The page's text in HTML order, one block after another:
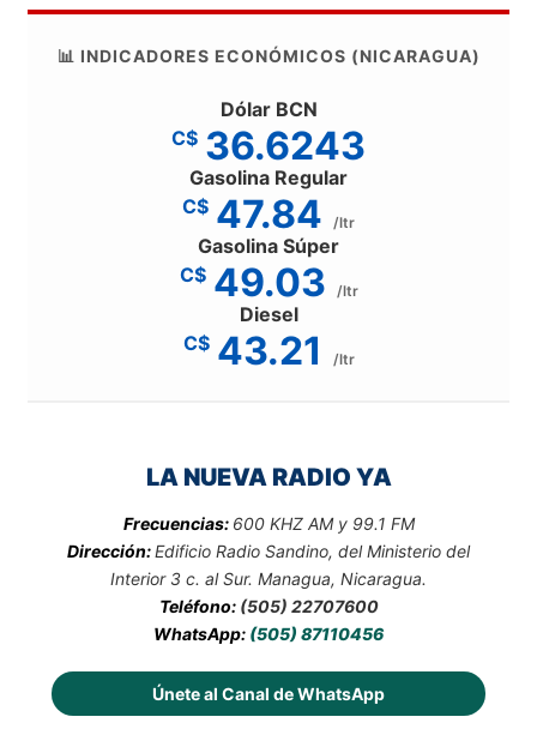
📊 INDICADORES ECONÓMICOS (NICARAGUA)
Dólar BCN
C$ 36.6243
Gasolina Regular
C$ 47.84 /ltr
Gasolina Súper
C$ 49.03 /ltr
Diesel
C$ 43.21 /ltr
LA NUEVA RADIO YA
Frecuencias: 600 KHZ AM y 99.1 FM
Dirección:Edificio Radio Sandino, del Ministerio del
Interior 3 c. al Sur. Managua, Nicaragua.
Teléfono: (505) 22707600
WhatsApp: (505) 87110456
Únete al Canal de WhatsApp